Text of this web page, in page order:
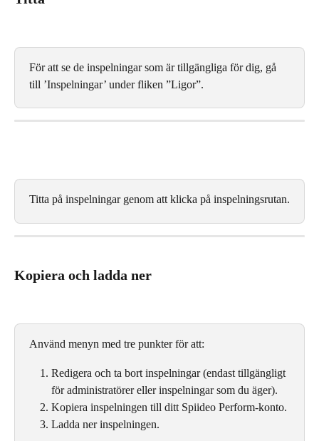
För att se de inspelningar som är tillgängliga för dig, gå
till ’Inspelningar’ under fliken ”Ligor”.
Titta på inspelningar genom att klicka på inspelningsrutan.
Kopiera och ladda ner
Använd menyn med tre punkter för att:
Redigera och ta bort inspelningar (endast tillgängligt
för administratörer eller inspelningar som du äger).
Kopiera inspelningen till ditt Spiideo Perform-konto.
Ladda ner inspelningen.